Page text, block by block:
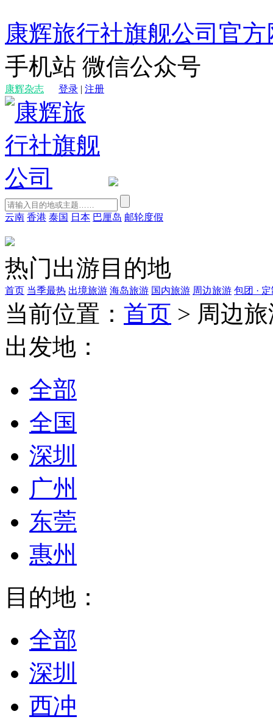
康辉旅行社旗舰公司官方
手机站 微信公众号
康辉杂志 登录 | 注册
云南 香港 泰国 日本 巴厘岛 邮轮度假
热门出游目的地
首页 当季最热 出境旅游 海岛旅游 国内旅游 周边旅游 包团 ·
当前位置： 首页 > 周边
出发地：
全部
全国
深圳
广州
东莞
惠州
目的地：
全部
深圳
西冲